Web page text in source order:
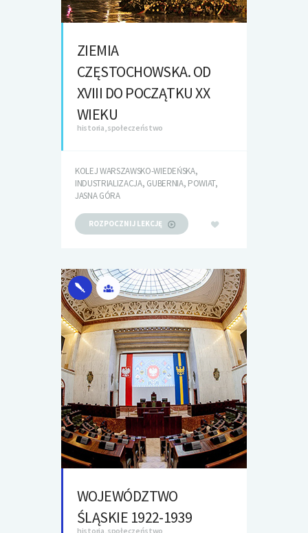
ZIEMIA
CZĘSTOCHOWSKA. OD
XVIII DO POCZĄTKU XX
WIEKU
historia, społeczeństwo
KOLEJ WARSZAWSKO-WIEDEŃSKA,
INDUSTRIALIZACJA, GUBERNIA, POWIAT,
JASNA GÓRA
ROZPOCZNIJ LEKCJĘ
WOJEWÓDZTWO
ŚLĄSKIE 1922-1939
historia, społeczeństwo